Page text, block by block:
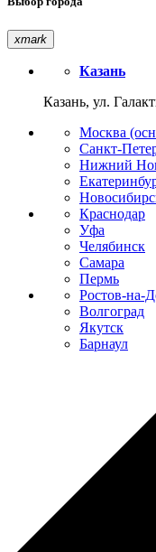
xmark
Казань
Казань, ул.
Москва
Санкт-
Нижний
Краснодар
Уфа
Челябинск
Самара
Пермь
Ростов-на-
Волгоград
Якутск
Барнаул